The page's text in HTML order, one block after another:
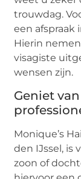
trouwdag.
een afspraak
Hierin
visagiste
wensen zijn.
Geniet
Monique’s
den IJssel, is
zoon of